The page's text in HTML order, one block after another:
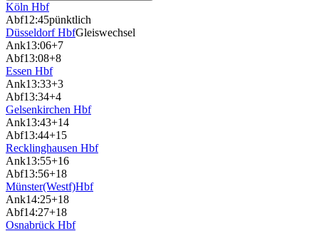
Köln Hbf
Abf12:45pünktlich
Düsseldorf HbfGleiswechsel
Ank13:06+7
Abf13:08+8
Essen Hbf
Ank13:33+3
Abf13:34+4
Gelsenkirchen Hbf
Ank13:43+14
Abf13:44+15
Recklinghausen Hbf
Ank13:55+16
Abf13:56+18
Münster(Westf)Hbf
Ank14:25+18
Abf14:27+18
Osnabrück Hbf